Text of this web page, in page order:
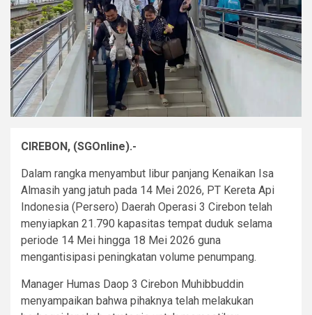
CIREBON, (SGOnline).-
Dalam rangka menyambut libur panjang Kenaikan Isa
Almasih yang jatuh pada 14 Mei 2026, PT Kereta Api
Indonesia (Persero) Daerah Operasi 3 Cirebon telah
menyiapkan 21.790 kapasitas tempat duduk selama
periode 14 Mei hingga 18 Mei 2026 guna
mengantisipasi peningkatan volume penumpang.
Manager Humas Daop 3 Cirebon Muhibbuddin
menyampaikan bahwa pihaknya telah melakukan